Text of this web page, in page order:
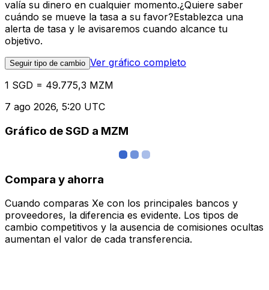
valía su dinero en cualquier momento.¿Quiere saber
cuándo se mueve la tasa a su favor?Establezca una
alerta de tasa y le avisaremos cuando alcance tu
objetivo.
Seguir tipo de cambio Ver gráfico completo
1 SGD = 49.775,3 MZM
7 ago 2026, 5:20 UTC
Gráfico de SGD a MZM
Compara y ahorra
Cuando comparas Xe con los principales bancos y
proveedores, la diferencia es evidente. Los tipos de
cambio competitivos y la ausencia de comisiones ocultas
aumentan el valor de cada transferencia.